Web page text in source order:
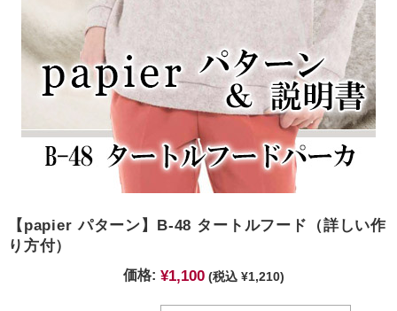
【papier パターン】B-48 タートルフード（詳しい作
り方付）
価格: ¥1,100 (税込 ¥1,210)